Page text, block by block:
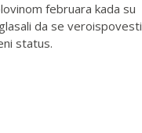
februara kada su
da se veroispovesti
status.